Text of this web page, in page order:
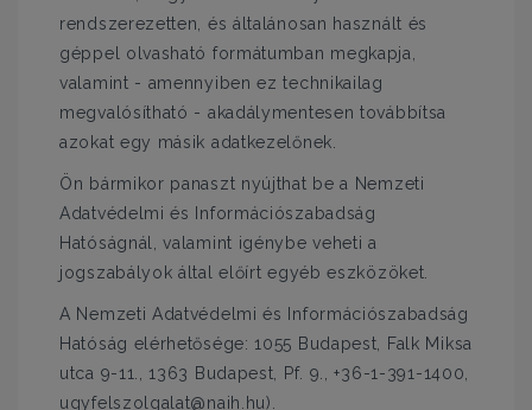
rendszerezetten, és általánosan használt és
géppel olvasható formátumban megkapja,
valamint - amennyiben ez technikailag
megvalósítható - akadálymentesen továbbítsa
azokat egy másik adatkezelőnek.
Ön bármikor panaszt nyújthat be a Nemzeti
Adatvédelmi és Információszabadság
Hatóságnál, valamint igénybe veheti a
jogszabályok által előírt egyéb eszközöket.
A Nemzeti Adatvédelmi és Információszabadság
Hatóság elérhetősége: 1055 Budapest, Falk Miksa
utca 9-11., 1363 Budapest, Pf. 9., +36-1-391-1400,
ugyfelszolgalat@naih.hu).